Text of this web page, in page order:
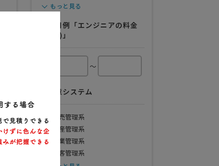
もっと見る
人月例「エンジニアの料金
例.(円)」
～
得意システム
販売管理系
生産管理系
営業管理系
顧客管理系